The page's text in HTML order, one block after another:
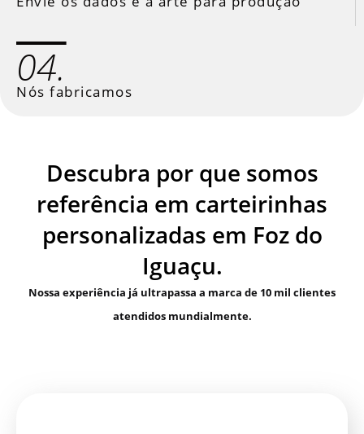
04.
Nós fabricamos
Descubra por que somos
referência em carteirinhas
personalizadas em Foz do
Iguaçu.
Nossa experiência já ultrapassa a marca de 10 mil clientes
atendidos mundialmente.